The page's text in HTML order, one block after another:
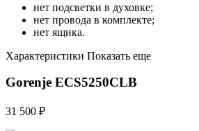
нет подсветки в духовке;
нет провода в комплекте;
нет ящика.
Характеристики Показать еще
Gorenje ECS5250CLB
31 500 ₽